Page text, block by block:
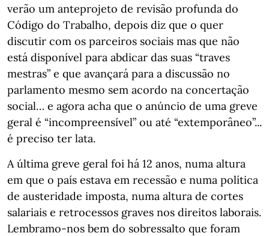
verão um anteprojeto de revisão profunda do
Código do Trabalho, depois diz que o quer
discutir com os parceiros sociais mas que não
está disponível para abdicar das suas “traves
mestras” e que avançará para a discussão no
parlamento mesmo sem acordo na concertação
social… e agora acha que o anúncio de uma greve
geral é “incompreensível” ou até “extemporâneo”...
é preciso ter lata.
A última greve geral foi há 12 anos, numa altura
em que o país estava em recessão e numa política
de austeridade imposta, numa altura de cortes
salariais e retrocessos graves nos direitos laborais.
Lembramo-nos bem do sobressalto que foram